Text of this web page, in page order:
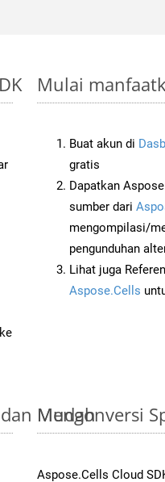
Mulai
Buat akun di
gratis
Dapatkan
sumber dari
mengompilasi/
pengunduhan
Lihat juga
Aspose.Cells
Mudah
Mengonversi
Aspose.Cells Cloud